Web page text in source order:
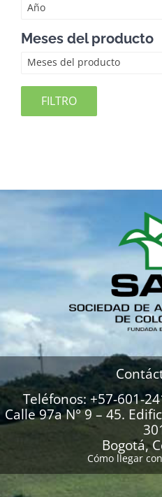
Año
Meses del producto
Meses del producto
FILTRO
Teléfonos: +57-601-
Calle 97a N° 9 – 45.
Bogotá,
Cómo llegar